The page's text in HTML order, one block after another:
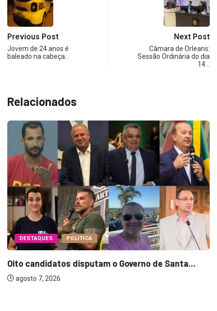
Previous Post
Jovem de 24 anos é
baleado na cabeça…
Next Post
Câmara de Orleans:
Sessão Ordinária do dia
14…
Relacionados
DESTAQUES POLITICA
Oito candidatos disputam o Governo de Santa...
agosto 7, 2026